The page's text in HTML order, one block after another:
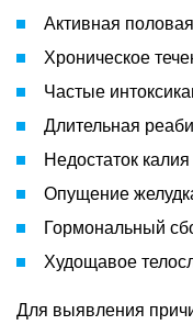
Активная
Хроническое
Частые
Длительная
Недостаток
Опущение
Гормональный
Худощавое
Для выявления